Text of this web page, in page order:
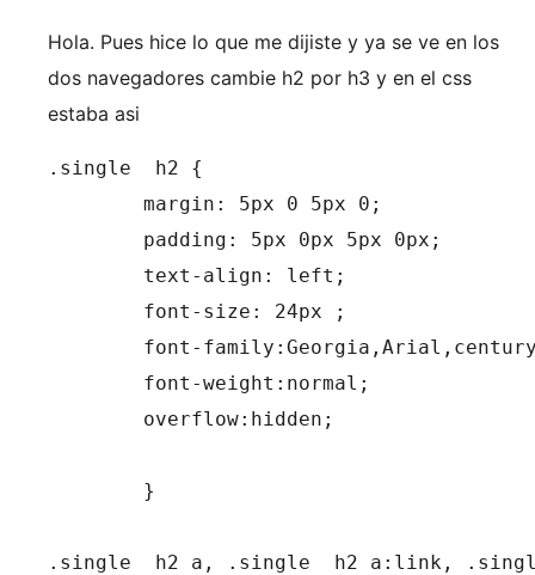
Hola. Pues hice lo que me dijiste y ya se ve en los
dos navegadores cambie h2 por h3 y en el css
estaba asi
.single  h2 {
.single  h2 a, .single  h2 a:link,